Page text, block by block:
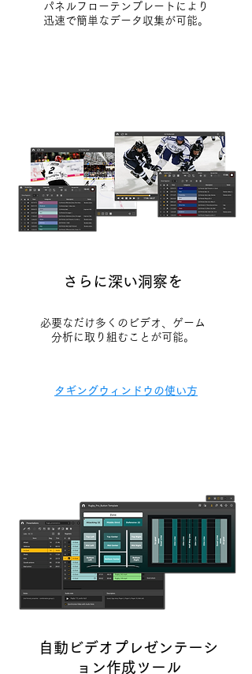
パネルフローテンプレートにより
迅速で簡単なデータ収集が可能。
さらに深い洞察を
必要なだけ多くのビデオ、ゲーム
分析に取り組むことが可能。
タギングウィンドウの使い方
自動ビデオプレゼンテーシ
ョン作成ツール